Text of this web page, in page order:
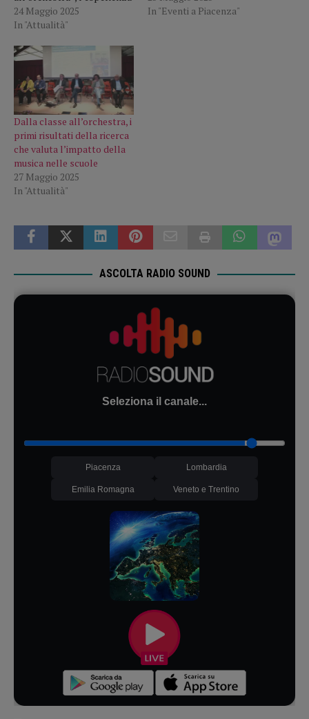
educativa innovativa che ha
trasformato l’approccio
piacentine, ponendola al
culturale, sociale e
cognitiva degli studenti. È
quanto propone il
convegno “Trasformare
l’educazione con la musica”,
in programma lunedì 26
maggio…
24 Maggio 2025
In "Attualità"
In "Eventi a Piacenza"
Dalla classe all’orchestra, i
primi risultati della ricerca
che valuta l’impatto della
musica nelle scuole
27 Maggio 2025
In "Attualità"
ASCOLTA RADIO SOUND
Seleziona il canale...
Piacenza Lombardia
Emilia Romagna Veneto e Trentino